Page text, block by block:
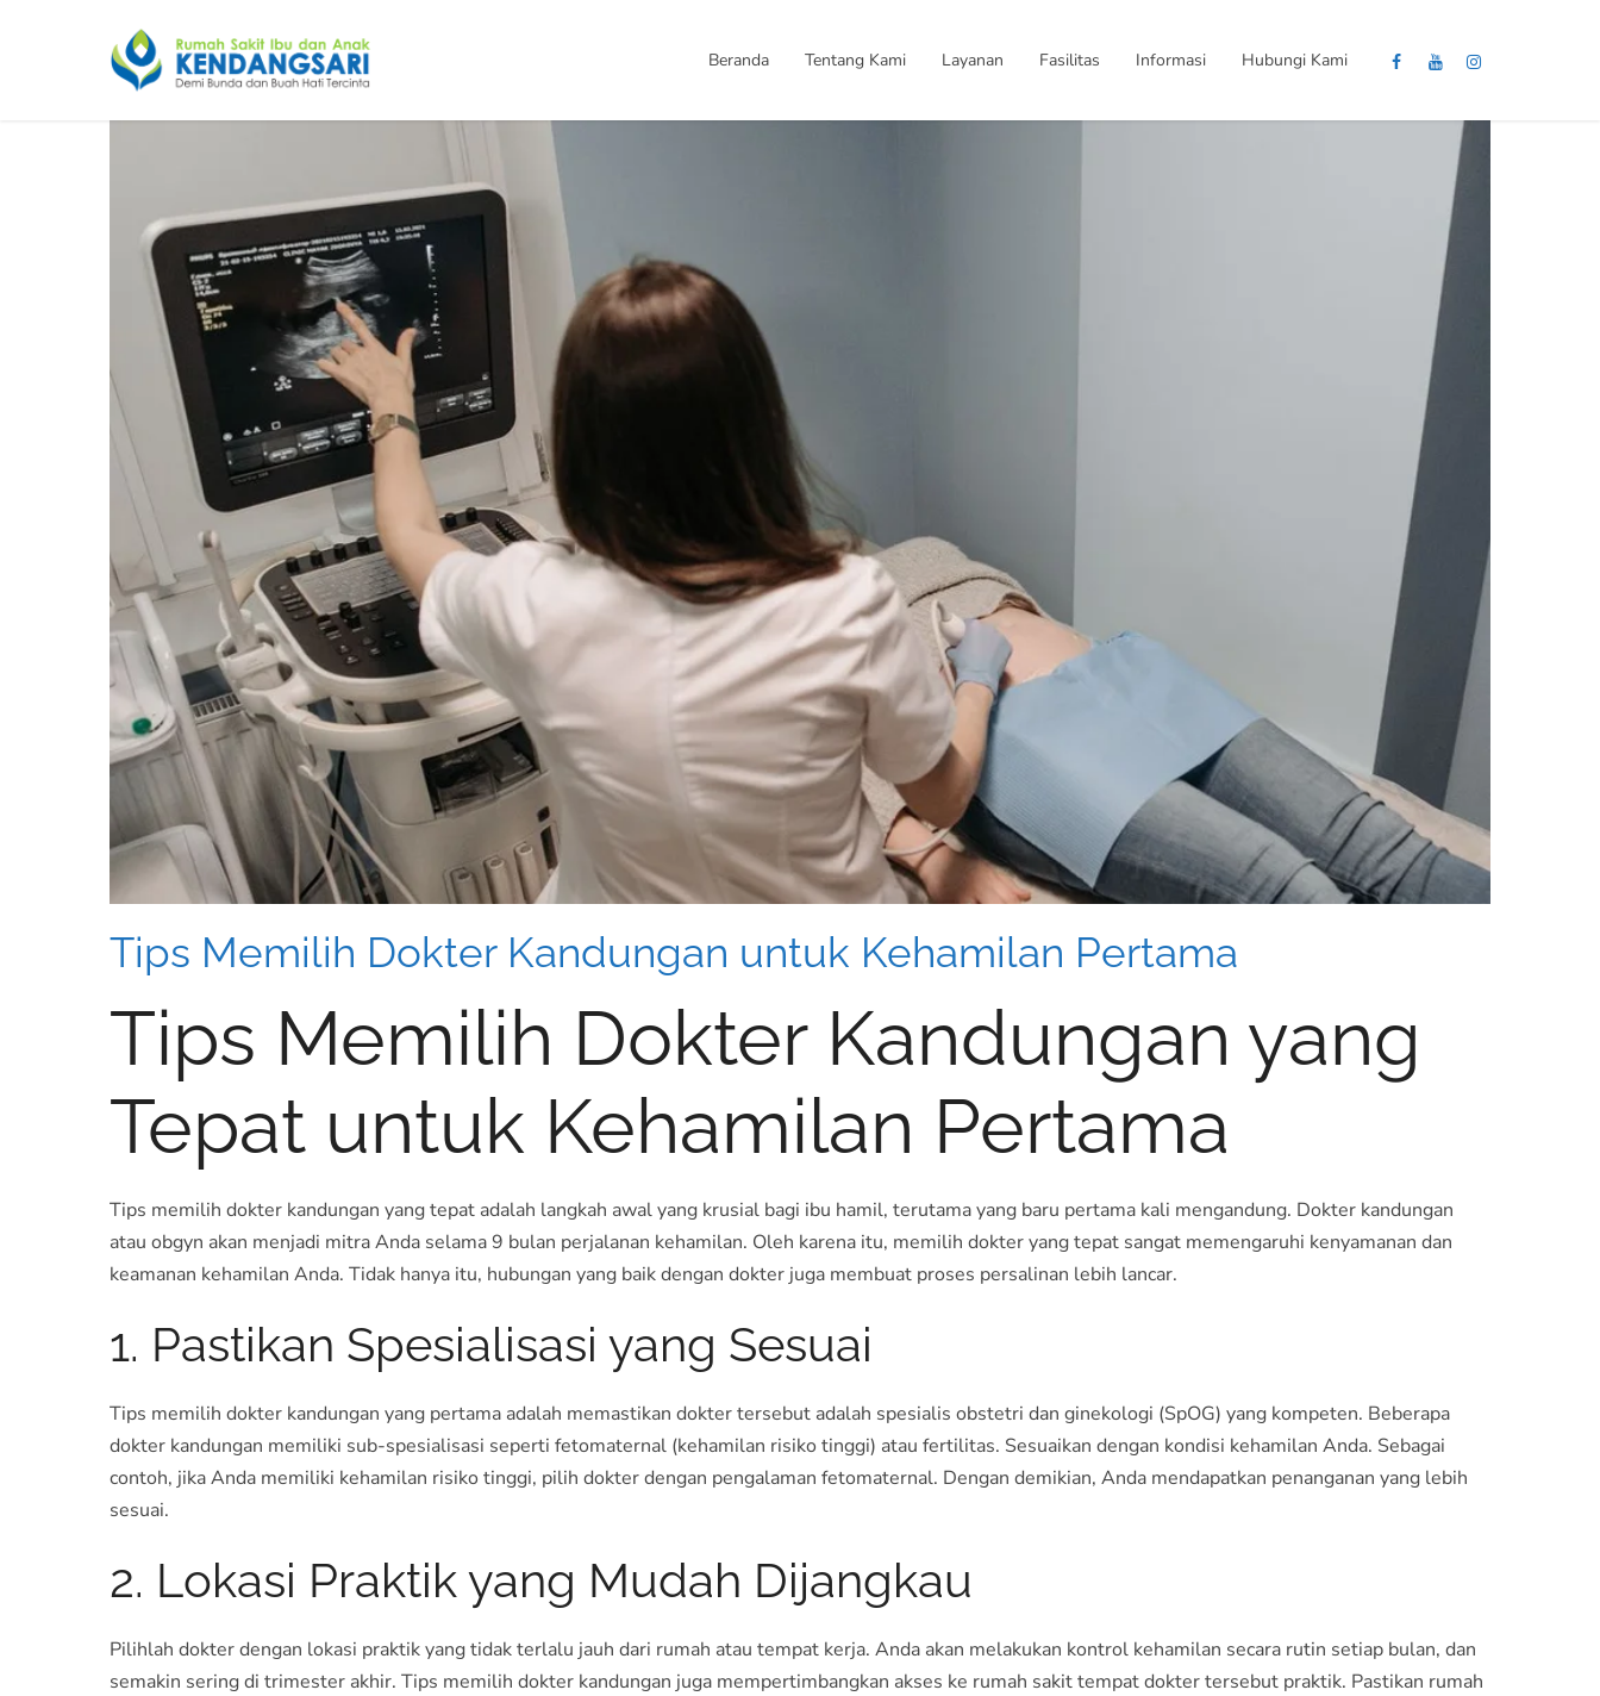
Beranda Tentang Kami Layanan Fasilitas Informasi Hubungi Kami
Tips Memilih Dokter Kandungan untuk Kehamilan Pertama
Tips Memilih Dokter Kandungan yang
Tepat untuk Kehamilan Pertama
Tips memilih dokter kandungan yang tepat adalah langkah awal yang krusial bagi ibu hamil, terutama yang baru pertama kali mengandung. Dokter kandungan
atau obgyn akan menjadi mitra Anda selama 9 bulan perjalanan kehamilan. Oleh karena itu, memilih dokter yang tepat sangat memengaruhi kenyamanan dan
keamanan kehamilan Anda. Tidak hanya itu, hubungan yang baik dengan dokter juga membuat proses persalinan lebih lancar.
1. Pastikan Spesialisasi yang Sesuai
Tips memilih dokter kandungan yang pertama adalah memastikan dokter tersebut adalah spesialis obstetri dan ginekologi (SpOG) yang kompeten. Beberapa
dokter kandungan memiliki sub-spesialisasi seperti fetomaternal (kehamilan risiko tinggi) atau fertilitas. Sesuaikan dengan kondisi kehamilan Anda. Sebagai
contoh, jika Anda memiliki kehamilan risiko tinggi, pilih dokter dengan pengalaman fetomaternal. Dengan demikian, Anda mendapatkan penanganan yang lebih
sesuai.
2. Lokasi Praktik yang Mudah Dijangkau
Pilihlah dokter dengan lokasi praktik yang tidak terlalu jauh dari rumah atau tempat kerja. Anda akan melakukan kontrol kehamilan secara rutin setiap bulan, dan
semakin sering di trimester akhir. Tips memilih dokter kandungan juga mempertimbangkan akses ke rumah sakit tempat dokter tersebut praktik. Pastikan rumah